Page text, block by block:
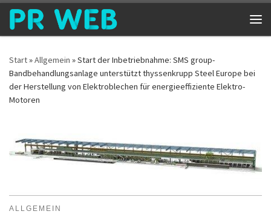
Zum Inhalt springen
Start»Allgemein »Start der Inbetriebnahme: SMS group-
Bandbehandlungsanlage unterstützt thyssenkrupp Steel Europe bei
der Herstellung von Elektroblechen für energieeffiziente Elektro-
Motoren
ALLGEMEIN